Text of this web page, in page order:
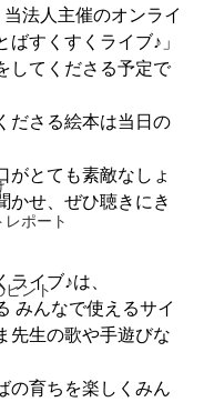
ポート
ヒント
法人主催のオンライ
ばすくすくライブ♪」
してくださる予定で
ださる絵本は当日の
がとても素敵なしょ
かせ、ぜひ聴きにき
イブ♪は、
みんなで使えるサイ
先生の歌や手遊びな
の育ちを楽しくみん